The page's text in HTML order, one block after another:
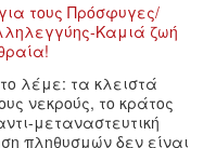
λέμε: τα κλειστά
νεκρούς, το κράτος
μεταναστευτική
πληθυσμών δεν είναι